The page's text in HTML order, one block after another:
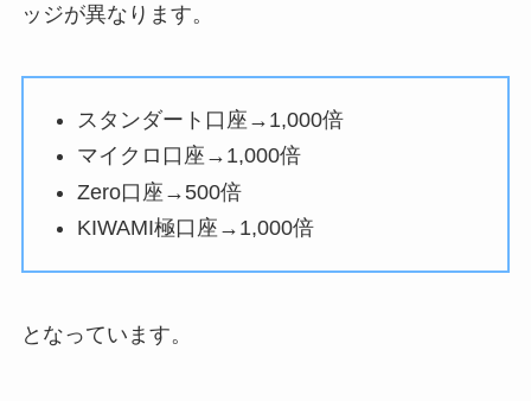
ッジが異なります。
スタンダート口座→1,000倍
マイクロ口座→1,000倍
Zero口座→500倍
KIWAMI極口座→1,000倍
となっています。